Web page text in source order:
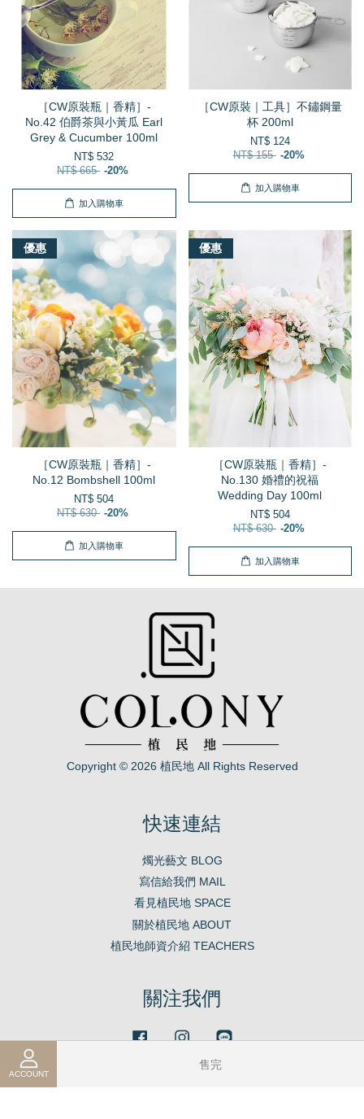
ACCOUNT
售完
［CW原裝瓶｜香精］-
No.42 伯爵茶與小黃瓜 Earl
Grey & Cucumber 100ml
NT$ 532
NT$ 665 -20%
加入購物車
［CW原裝｜工具］不鏽鋼量
杯 200ml
NT$ 124
NT$ 155 -20%
加入購物車
優惠
［CW原裝瓶｜香精］-
No.12 Bombshell 100ml
NT$ 504
NT$ 630 -20%
加入購物車
優惠
［CW原裝瓶｜香精］-
No.130 婚禮的祝福
Wedding Day 100ml
NT$ 504
NT$ 630 -20%
加入購物車
Copyright © 2026 植民地 All Rights Reserved
快速連結
燭光藝文 BLOG
寫信給我們 MAIL
看見植民地 SPACE
關於植民地 ABOUT
植民地師資介紹 TEACHERS
關注我們
Facebook Instagram